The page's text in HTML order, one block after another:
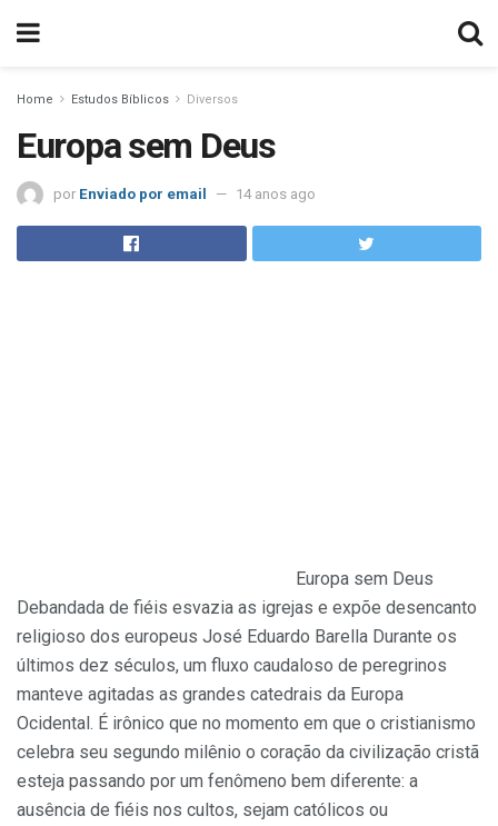
Home Estudos Bíblicos Diversos
Europa sem Deus
por Enviado por email 14 anos ago
Europa sem Deus
Debandada de fiéis esvazia as igrejas e expõe desencanto
religioso dos europeus José Eduardo Barella Durante os
últimos dez séculos, um fluxo caudaloso de peregrinos
manteve agitadas as grandes catedrais da Europa
Ocidental. É irônico que no momento em que o cristianismo
celebra seu segundo milênio o coração da civilização cristã
esteja passando por um fenômeno bem diferente: a
ausência de fiéis nos cultos, sejam católicos ou